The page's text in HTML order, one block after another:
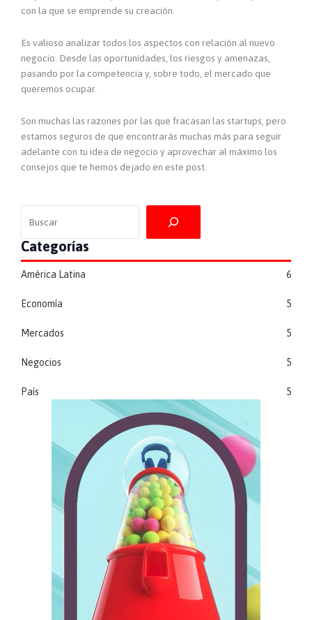
con la que se emprende su creación.
Es valioso analizar todos los aspectos con relación al nuevo
negocio. Desde las oportunidades, los riesgos y amenazas,
pasando por la competencia y, sobre todo, el mercado que
queremos ocupar.
Son muchas las razones por las que fracasan las startups, pero
estamos seguros de que encontrarás muchas más para seguir
adelante con tu idea de negocio y aprovechar al máximo los
consejos que te hemos dejado en este post.
Categorías
América Latina 6
Economía 5
Mercados 5
Negocios 5
País 5